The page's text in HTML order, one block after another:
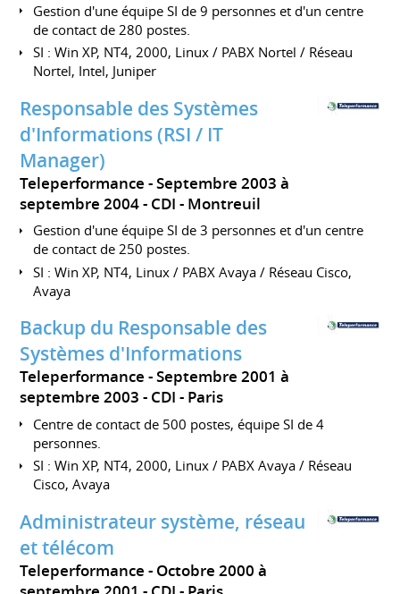
Gestion d'une équipe SI de 9 personnes et d'un centre
de contact de 280 postes.
SI : Win XP, NT4, 2000, Linux / PABX Nortel / Réseau
Nortel, Intel, Juniper
Responsable des Systèmes
d'Informations (RSI / IT
Manager)
Teleperformance
Septembre 2003 à
septembre 2004 CDI Montreuil
Gestion d'une équipe SI de 3 personnes et d'un centre
de contact de 250 postes.
SI : Win XP, NT4, Linux / PABX Avaya / Réseau Cisco,
Avaya
Backup du Responsable des
Systèmes d'Informations
Teleperformance
Septembre 2001 à
septembre 2003 CDI Paris
Centre de contact de 500 postes, équipe SI de 4
personnes.
SI : Win XP, NT4, 2000, Linux / PABX Avaya / Réseau
Cisco, Avaya
Administrateur système, réseau
et télécom
Teleperformance
Octobre 2000 à